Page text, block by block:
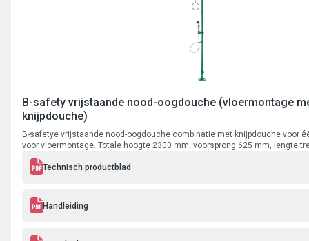
B-safety vrijstaande nood-oogdouche (vloermontage
knijpdouche)
B-safetye vrijstaande nood-oogdouche combinatie met knijpdouche voor
voor vloermontage. Totale hoogte 2300 mm, voorsprong 625 mm, lengte
mm, aansluiting 1 1/4" binnendraad.
Technisch productblad
Handleiding